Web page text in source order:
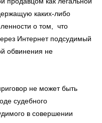
каких-либо
о том, что
Интернет подсудимый
обвинения не
не может быть
судебного
в совершении